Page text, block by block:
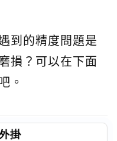
到的精度問題是
損？可以在下面
。
掛